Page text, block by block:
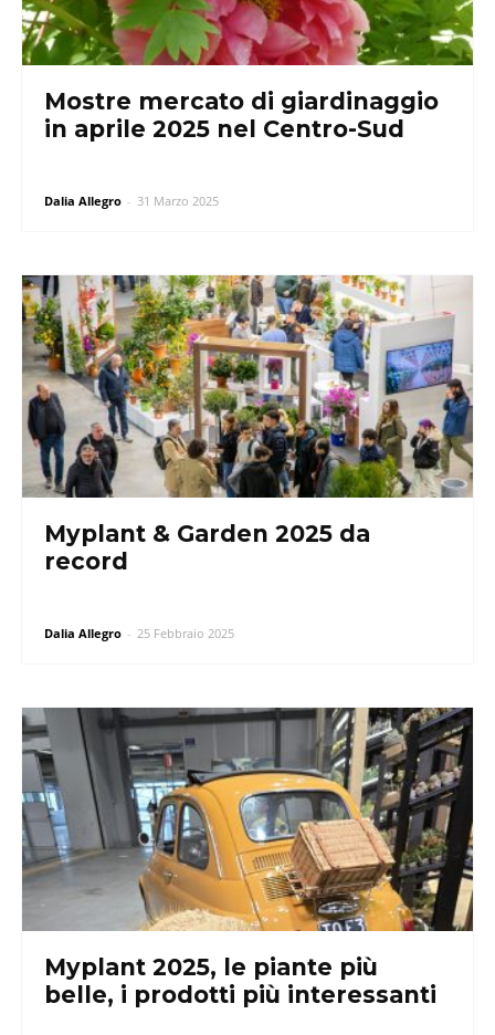
Mostre mercato di giardinaggio
in aprile 2025 nel Centro-Sud
Dalia Allegro - 31 Marzo 2025
Myplant & Garden 2025 da
record
Dalia Allegro - 25 Febbraio 2025
Myplant 2025, le piante più
belle, i prodotti più interessanti